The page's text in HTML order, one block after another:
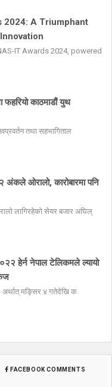
2024: A Triumphant
IT Awards 2024, powered
फहरियो काठमाडौं युथ
तथा सहभागिताल
अंकले ओरालो, कारोबारमा पनि
लागिरहेको सेयर बजार अघिल्
हेर्न नेपाल टेलिकमले ल्यायो
अर्थात् मङ्सिर ४ गतेदेखि क
FACEBOOK COMMENTS